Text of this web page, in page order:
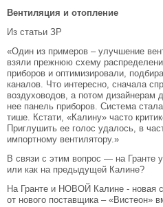
Вентиляция и отопление
Из статьи ЗР
«Один из примеров – улучшение
взяли прежнюю схему
приборов и оптимизировали,
каналов. Что интересно, сначала
воздуховодов, а потом дизайнерам
нее панель приборов. Система
тише. Кстати, «Калину» часто
Приглушить ее голос удалось, в
импортному вентилятору.»
В связи с этим вопрос — на Гранте
или как на предыдущей Калине?
На Гранте и НОВОЙ Калине - новая
от нового поставщика – «Вистеон»